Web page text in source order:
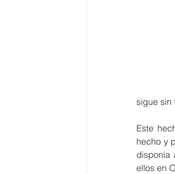
sigue sin
Este
hecho y
disponía
ellos en